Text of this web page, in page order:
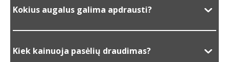
Kokius augalus galima apdrausti?
Kiek kainuoja pasėlių draudimas?